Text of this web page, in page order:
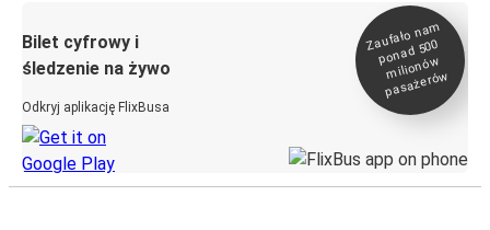
Bilet cyfrowy i
śledzenie na żywo
Odkryj aplikację FlixBusa
Zaufało na
m
ponad 500
milionó
w
pasażeró
w